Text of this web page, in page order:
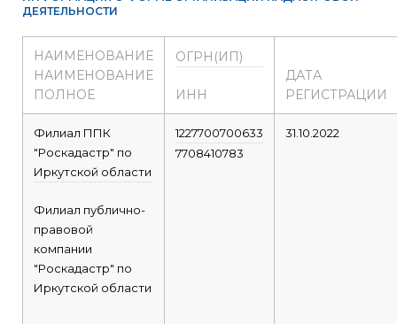
ДЕЯТЕЛЬНОСТИ
НАИМЕНОВАНИЕ
НАИМЕНОВАНИЕ
ПОЛНОЕ
ОГРН(ИП)
ИНН
ДАТА
РЕГИСТРАЦИИ
Филиал ППК
"Роскадастр" по
Иркутской области
Филиал публично-
правовой
компании
"Роскадастр" по
Иркутской области
1227700700633
7708410783
31.10.2022